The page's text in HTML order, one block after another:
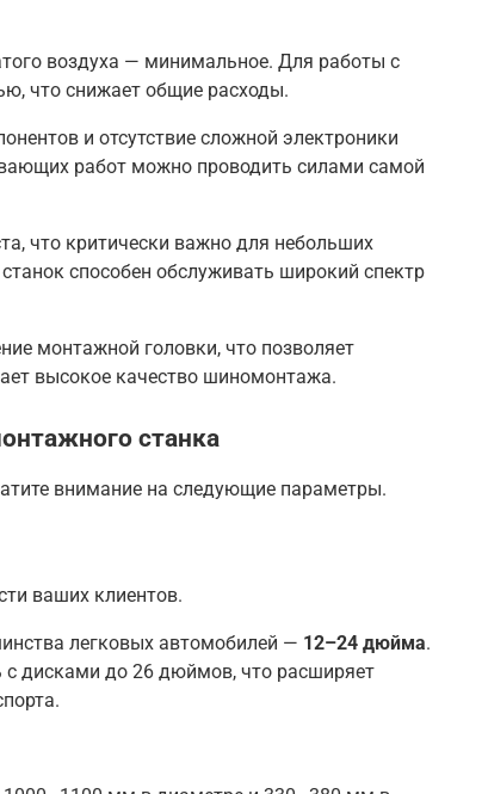
воздуха — минимальное. Для работы с
что снижает общие расходы.
и отсутствие сложной электроники
работ можно проводить силами самой
что критически важно для небольших
способен обслуживать широкий спектр
монтажной головки, что позволяет
высокое качество шиномонтажа.
станка
внимание на следующие параметры.
ваших клиентов.
легковых автомобилей — 12–24 дюйма.
с дисками до 26 дюймов, что расширяет
.